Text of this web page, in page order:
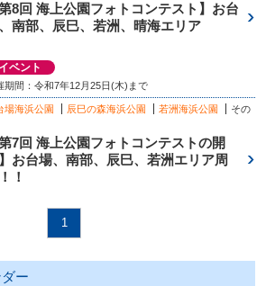
第8回 海上公園フォトコンテスト】お台
南部、辰巳、若洲、晴海エリア
イベント
期間：令和7年12月25日(木)まで
場海浜公園 辰巳の森海浜公園 若洲海浜公園
その
第7回 海上公園フォトコンテストの開
お台場、南部、辰巳、若洲エリア周
！
1
ー